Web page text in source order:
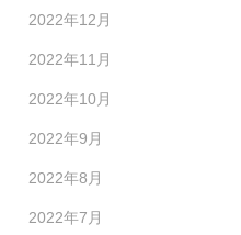
2022年12月
2022年11月
2022年10月
2022年9月
2022年8月
2022年7月